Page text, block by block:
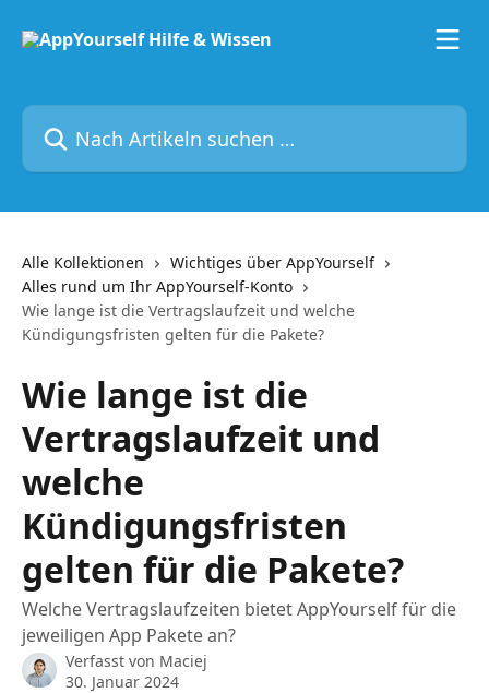
Nach Artikeln suchen …
Alle Kollektionen
Wichtiges über AppYourself
Alles rund um Ihr AppYourself-Konto
Wie lange ist die Vertragslaufzeit und welche
Kündigungsfristen gelten für die Pakete?
Wie lange ist die
Vertragslaufzeit und
welche
Kündigungsfristen
gelten für die Pakete?
Welche Vertragslaufzeiten bietet AppYourself für die
jeweiligen App Pakete an?
Verfasst von Maciej
30. Januar 2024